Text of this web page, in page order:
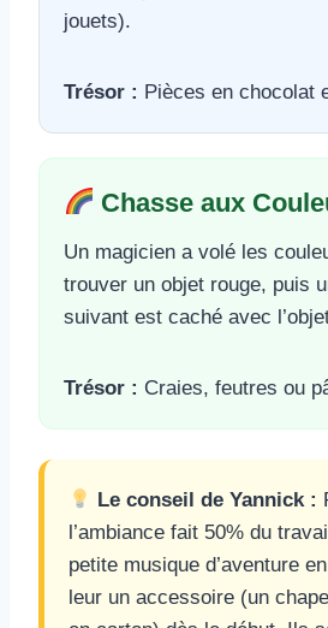
jouets).
Trésor : Pièces en chocolat
Chasse aux
Un magicien a volé les
trouver un objet rouge, puis
suivant est caché avec
Trésor : Craies, feutres ou
Le conseil de Yannick :
l’ambiance fait 50% du
petite musique d’aventure
leur un accessoire (un